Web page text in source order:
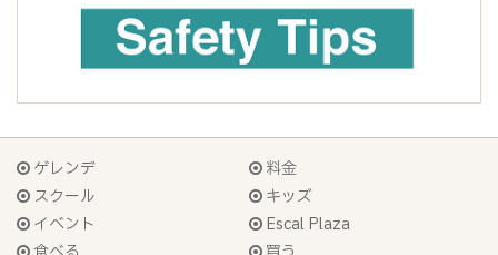
ゲレンデ
料金
スクール
キッズ
イベント
Escal Plaza